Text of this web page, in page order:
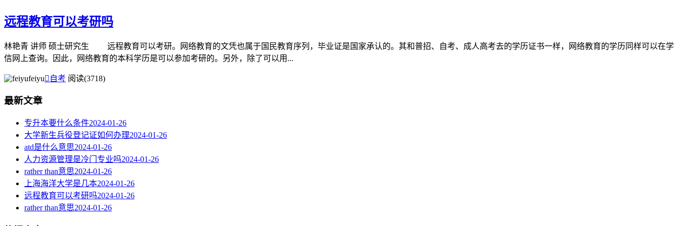
远程教育可以考研吗
林艳青 讲师 硕士研究生 远程教育可以考研。网络教育的文凭也属于国民教育序列，毕业证是国家承认的。其和普招、自考、成人高考去的学历证书一样，网络教育的学历同样可以在学
信网上查询。因此，网络教育的本科学历是可以参加考研的。另外，除了可以用...
feiyu 自考 阅读(3718)
最新文章
专升本要什么条件2024-01-26
大学新生兵役登记证如何办理2024-01-26
atd是什么意思2024-01-26
人力资源管理是冷门专业吗2024-01-26
rather than意思2024-01-26
上海海洋大学是几本2024-01-26
远程教育可以考研吗2024-01-26
rather than意思2024-01-26